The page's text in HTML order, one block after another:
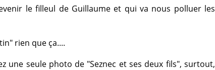
le filleul de Guillaume et qui va nous polluer les
rien que ça....
une seule photo de "Seznec et ses deux fils", surtout,